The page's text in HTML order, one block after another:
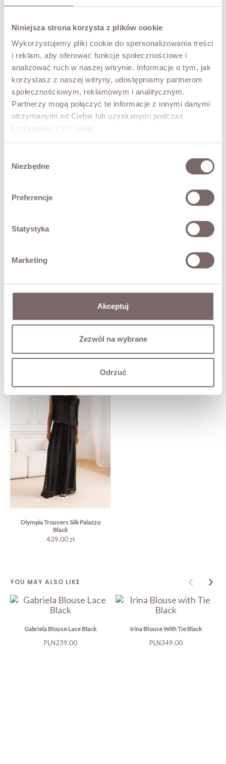
Niniejsza strona korzysta z plików cookie
Wykorzystujemy pliki cookie do spersonalizowania treści
i reklam, aby oferować funkcje społecznościowe i
analizować ruch w naszej witrynie. Informacje o tym, jak
korzystasz z naszej witryny, udostępniamy partnerom
społecznościowym, reklamowym i analitycznym.
Partnerzy mogą połączyć te informacje z innymi danymi
otrzymanymi od Ciebie lub uzyskanymi podczas
korzystania z ich usług.
zgody
Niezbędne
Preferencje
Statystyka
Marketing
Akceptuj
Zezwól na wybrane
Odrzuć
against the skin. It features a loose, straight cut with
dropped shoulders that drapes comfortably on the body.
The blouse features a layered finish; the lower section is
adorned with a sheer fabric, giving the piece a light and
elegant feel. The classic round neckline makes it versatile
and easy to style for both everyday wear and more
elegant occasions.
- straight, loose cut
- round neckline
- shoulder pads
The model is 173 cm tall and is wearing a size S.
FABRIC / ADDITIONAL INFORMATION
SHIPPING
Ask about product
COMPLETE THE LOOK
Olympia Trousers Silk Palazzo
Black
439,00 zł
YOU MAY ALSO LIKE
Gabriela Blouse Lace Black
Price
PLN239.00
Irina Blouse With Tie Black
Price
PLN349.00